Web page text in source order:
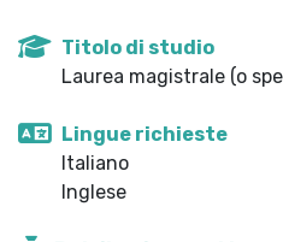
Titolo di studio
Laurea magistrale (o
Lingue richieste
Italiano
Inglese